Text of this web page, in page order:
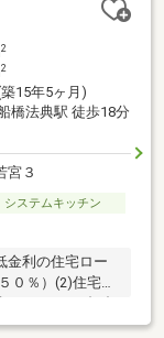
2
2
15年5ヶ月)
橋法典駅 徒歩18分
宮３
システムキッチン
利の住宅ロー
％）(2)住宅ロ
ンナーとの打合
お聞かせくださ